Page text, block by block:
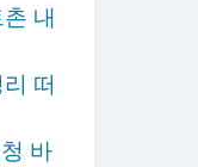
내
떠
바